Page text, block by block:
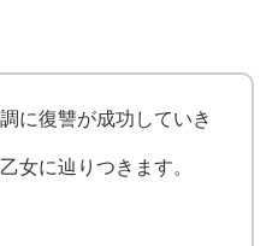
に復讐が成功していき
女に辿りつきます。